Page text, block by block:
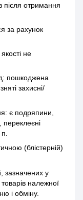
після отримання
за рахунок
не
пошкоджена
захисні/
є подряпини,
переклеєні
(блістерній)
зазначених у
належної
і обміну.